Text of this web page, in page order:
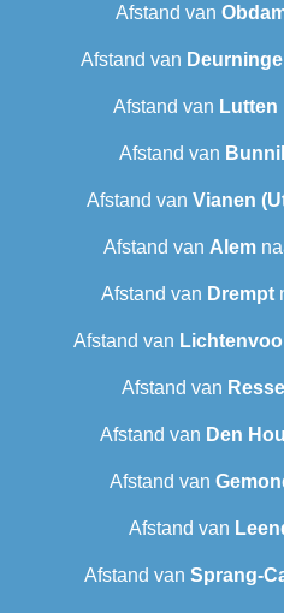
Afstand van
Afstand van
Afstand van Lutten
Afstand van
Afstand van Vianen
Afstand van Alem
Afstand van Drempt
Afstand van
Afstand van
Afstand van Den
Afstand van
Afstand van
Afstand van Sprang-